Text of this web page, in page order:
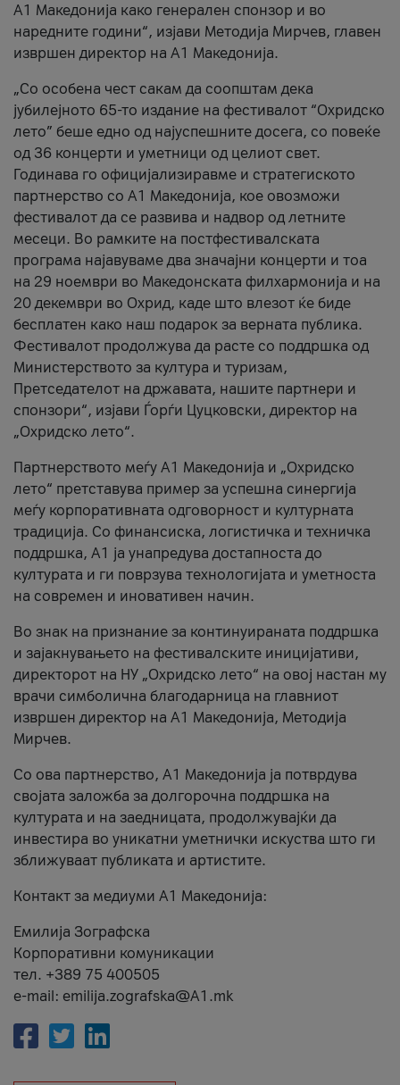
A1 Македонија како генерален спонзор и во
наредните години“, изјави Методија Мирчев, главен
извршен директор на A1 Македонија.
„Со особена чест сакам да соопштам дека
јубилејното 65-то издание на фестивалот “Охридско
лето” беше едно од најуспешните досега, со повеќе
од 36 концерти и уметници од целиот свет.
Годинава го официјализиравме и стратегиското
партнерство со А1 Македонија, кое овозможи
фестивалот да се развива и надвор од летните
месеци. Во рамките на постфестивалската
програма најавуваме два значајни концерти и тоа
на 29 ноември во Македонската филхармонија и на
20 декември во Охрид, каде што влезот ќе биде
бесплатен како наш подарок за верната публика.
Фестивалот продолжува да расте со поддршка од
Министерството за култура и туризам,
Претседателот на државата, нашите партнери и
спонзори“, изјави Ѓорѓи Цуцковски, директор на
„Охридско лето“.
Партнерството меѓу A1 Македонија и „Охридско
лето“ претставува пример за успешна синергија
меѓу корпоративната одговорност и културната
традиција. Со финансиска, логистичка и техничка
поддршка, A1 ја унапредува достапноста до
културата и ги поврзува технологијата и уметноста
на современ и иновативен начин.
Во знак на признание за континуираната поддршка
и зајакнувањето на фестивалските иницијативи,
директорот на НУ „Охридско лето“ на овој настан му
врачи симболична благодарница на главниот
извршен директор на A1 Македонија, Методија
Мирчев.
Со ова партнерство, A1 Македонија ја потврдува
својата заложба за долгорочна поддршка на
културата и на заедницата, продолжувајќи да
инвестира во уникатни уметнички искуства што ги
зближуваат публиката и артистите.
Контакт за медиуми А1 Македонија:
Емилија Зографска
Корпоративни комуникации
тел. +389 75 400505
e-mail: emilija.zografska@A1.mk